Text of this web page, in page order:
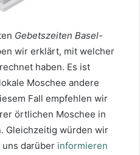
Gebetszeiten Basel-
wir erklärt, mit welcher
haben. Es ist
Moschee andere
Fall empfehlen wir
örtlichen Moschee in
Gleichzeitig würden wir
darüber informieren